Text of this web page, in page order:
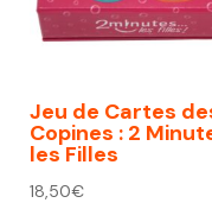
Jeu de Cartes
Copines : 2
les Filles
18,50€